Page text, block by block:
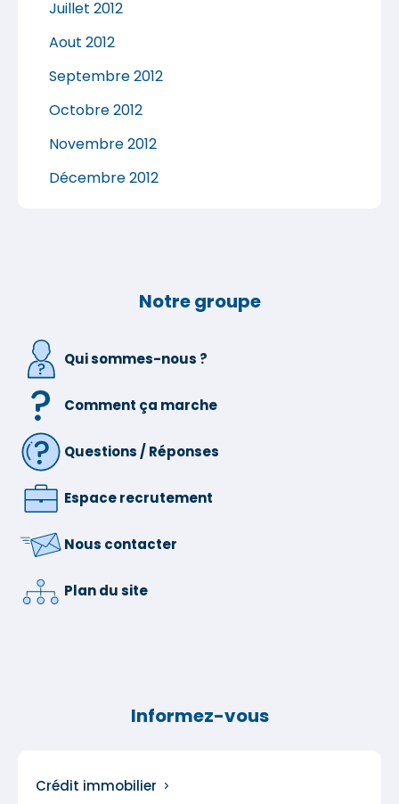
Juillet 2012
Aout 2012
Septembre 2012
Octobre 2012
Novembre 2012
Décembre 2012
Notre groupe
Qui sommes-nous ?
Comment ça marche
Questions / Réponses
Espace recrutement
Nous contacter
Plan du site
Informez-vous
Crédit immobilier